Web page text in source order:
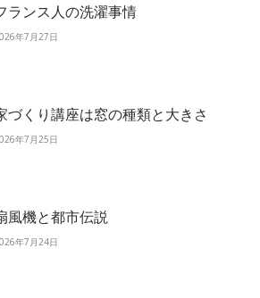
ランス人の洗濯事情
年7月27日
づくり講座は窓の種類と大きさ
年7月25日
風機と都市伝説
年7月24日